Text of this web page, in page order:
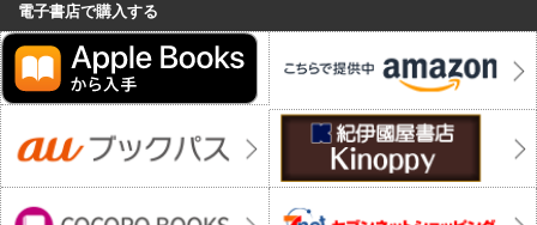
電子書店で購入する